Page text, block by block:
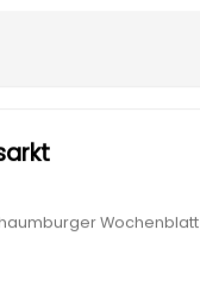
Wochenblatt